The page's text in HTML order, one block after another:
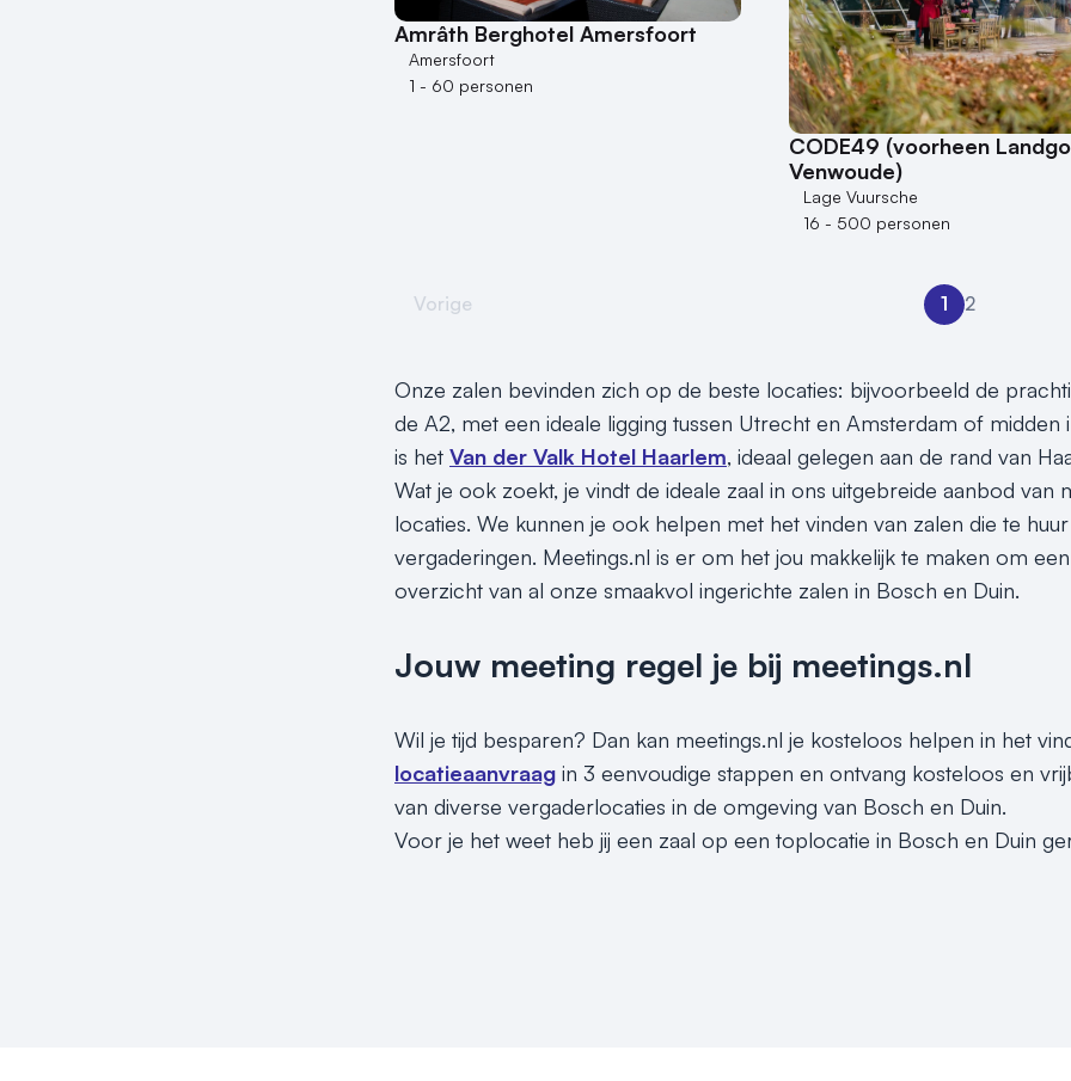
Amrâth Berghotel Amersfoort
Amersfoort
1 - 60 personen
CODE49 (voorheen
Venwoude)
Lage Vuursche
16 - 500 personen
Vorige 1 2
Onze zalen bevinden zich op de beste locaties: bijvoorbeeld de
de A2, met een ideale ligging tussen Utrecht en Amsterdam of
is het Van der Valk Hotel Haarlem, ideaal gelegen aan de rand van
Wat je ook zoekt, je vindt de ideale zaal in ons uitgebreide aanbod van
locaties. We kunnen je ook helpen met het vinden van zalen die te
vergaderingen. Meetings.nl is er om het jou makkelijk te maken om
overzicht van al onze smaakvol ingerichte zalen in Bosch en Duin.
Jouw meeting regel je bij meetings.nl
Wil je tijd besparen? Dan kan meetings.nl je kosteloos helpen in het
locatieaanvraag in 3 eenvoudige stappen en ontvang kosteloos en
van diverse vergaderlocaties in de omgeving van Bosch en Duin.
Voor je het weet heb jij een zaal op een toplocatie in Bosch en Duin